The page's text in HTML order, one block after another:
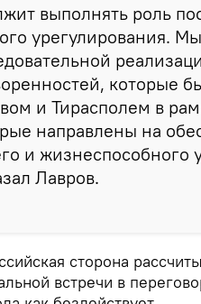
выполнять роль
урегулирования.
которые
и Тирасполем в
направлены на
и жизнеспособного
Лавров.
сторона
встречи в